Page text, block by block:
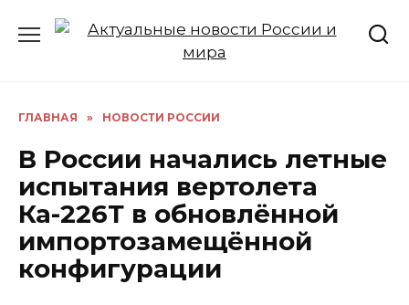
ГЛАВНАЯ » НОВОСТИ РОССИИ
В России начались летные
испытания вертолета
Ка-226Т в обновлённой
импортозамещённой
конфигурации